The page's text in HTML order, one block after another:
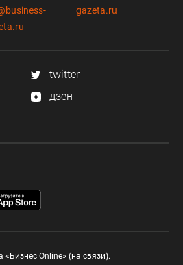
gazeta.ru
twitter
дзен
«Бизнес Online» (на связи).